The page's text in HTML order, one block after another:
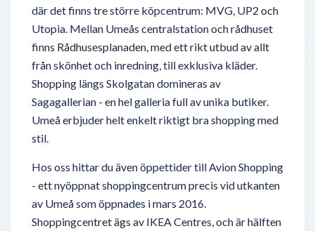
där det finns tre större köpcentrum: MVG, UP2 och
Utopia. Mellan Umeås centralstation och rådhuset
finns Rådhusesplanaden, med ett rikt utbud av allt
från skönhet och inredning, till exklusiva kläder.
Shopping längs Skolgatan domineras av
Sagagallerian - en hel galleria full av unika butiker.
Umeå erbjuder helt enkelt riktigt bra shopping med
stil.
Hos oss hittar du även öppettider till Avion Shopping
- ett nyöppnat shoppingcentrum precis vid utkanten
av Umeå som öppnades i mars 2016.
Shoppingcentret ägs av IKEA Centres, och är hälften